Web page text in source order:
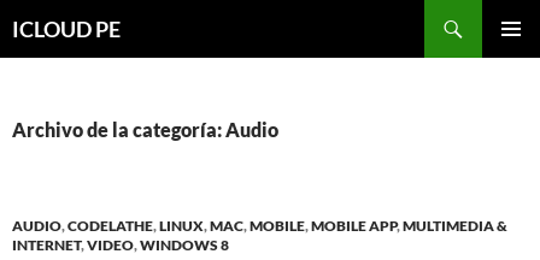
hacia
ICLOUD PE
Archivo de la categoría: Audio
AUDIO,CODELATHE,LINUX,MAC,MOBILE,MOBILE APP,MULTIMEDIA &
INTERNET,VIDEO,WINDOWS 8